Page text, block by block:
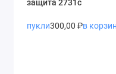
защита 2731с
пукли300,00 ₽в